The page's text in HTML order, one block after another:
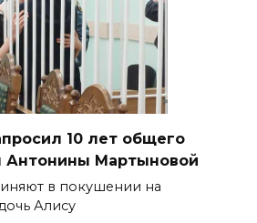
10 лет общего
Антонины Мартыновой
в покушении на
Алису